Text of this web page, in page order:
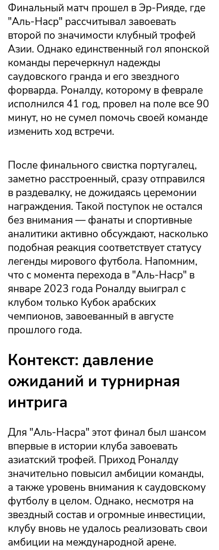
Финальный матч прошел в Эр-Рияде, где
"Аль-Наср" рассчитывал завоевать
второй по значимости клубный трофей
Азии. Однако единственный гол японской
команды перечеркнул надежды
саудовского гранда и его звездного
форварда. Роналду, которому в феврале
исполнился 41 год, провел на поле все 90
минут, но не сумел помочь своей команде
изменить ход встречи.
После финального свистка португалец,
заметно расстроенный, сразу отправился
в раздевалку, не дожидаясь церемонии
награждения. Такой поступок не остался
без внимания — фанаты и спортивные
аналитики активно обсуждают, насколько
подобная реакция соответствует статусу
легенды мирового футбола. Напомним,
что с момента перехода в "Аль-Наср" в
январе 2023 года Роналду выиграл с
клубом только Кубок арабских
чемпионов, завоеванный в августе
прошлого года.
Контекст: давление
ожиданий и турнирная
интрига
Для "Аль-Насра" этот финал был шансом
впервые в истории клуба завоевать
азиатский трофей. Приход Роналду
значительно повысил амбиции команды,
а также уровень внимания к саудовскому
футболу в целом. Однако, несмотря на
звездный состав и огромные инвестиции,
клубу вновь не удалось реализовать свои
амбиции на международной арене.